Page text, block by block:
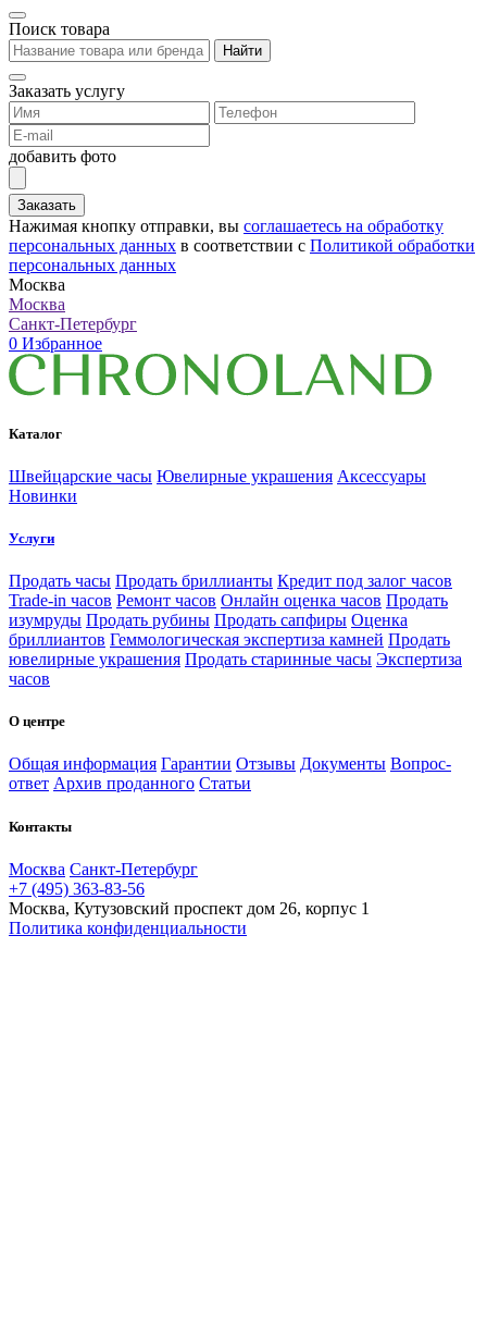
Поиск товара
Найти
Заказать услугу
добавить фото
Заказать
Нажимая кнопку отправки, вы соглашаетесь на обработку
персональных данных в соответствии с Политикой обработки
персональных данных
Москва
Москва
Санкт-Петербург
0 Избранное
Каталог
Швейцарские часы Ювелирные украшения Аксессуары
Новинки
Услуги
Продать часы Продать бриллианты Кредит под залог часов
Trade-in часов Ремонт часов Онлайн оценка часов Продать
изумруды Продать рубины Продать сапфиры Оценка
бриллиантов Геммологическая экспертиза камней Продать
ювелирные украшения Продать старинные часы Экспертиза
часов
О центре
Общая информация Гарантии Отзывы Документы Вопрос-
ответ Архив проданного Статьи
Контакты
Москва Санкт-Петербург
+7 (495) 363-83-56
Москва, Кутузовский проспект дом 26, корпус 1
Политика конфиденциальности